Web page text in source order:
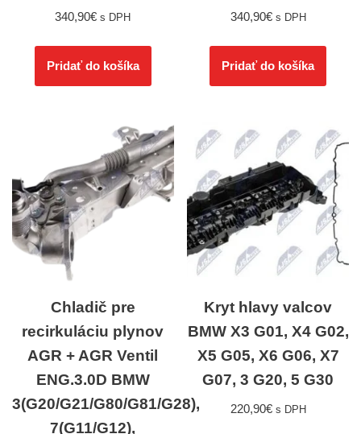
340,90€ s DPH
Pridať do košíka
340,90€ s DPH
Pridať do košíka
Chladič pre
recirkuláciu plynov
AGR + AGR Ventil
ENG.3.0D BMW
3(G20/G21/G80/G81/G28),
7(G11/G12),
Kryt hlavy valcov
BMW X3 G01, X4 G02,
X5 G05, X6 G06, X7
G07, 3 G20, 5 G30
220,90€ s DPH